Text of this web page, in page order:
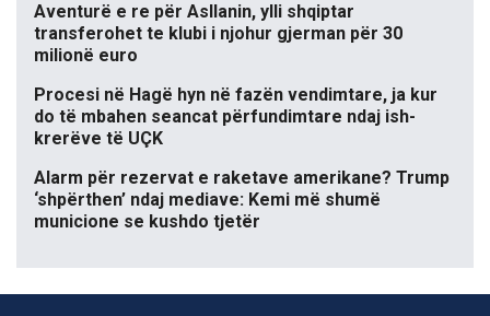
Aventurë e re për Asllanin, ylli shqiptar
transferohet te klubi i njohur gjerman për 30
milionë euro
Procesi në Hagë hyn në fazën vendimtare, ja kur
do të mbahen seancat përfundimtare ndaj ish-
krerëve të UÇK
Alarm për rezervat e raketave amerikane? Trump
‘shpërthen’ ndaj mediave: Kemi më shumë
municione se kushdo tjetër